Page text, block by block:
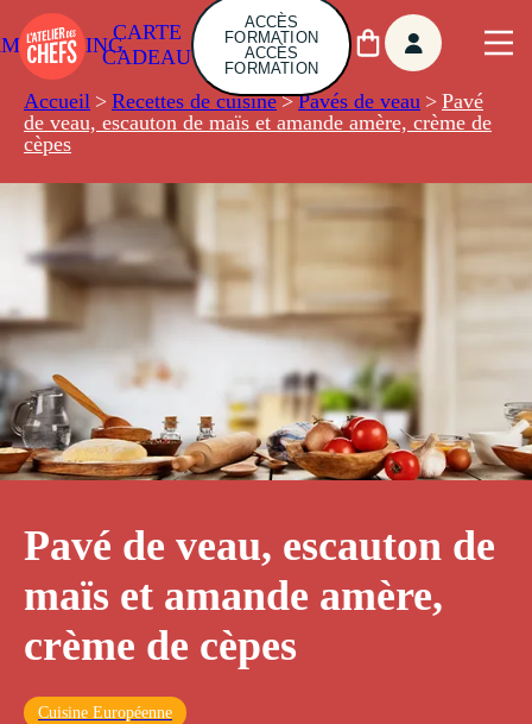
CARTE
CADEAU
ACCÈS
FORMATION
ACCÈS
FORMATION
Accueil > Recettes de cuisine > Pavés de veau > Pavé
de veau, escauton de maïs et amande amère, crème de
cèpes
Pavé de veau, escauton de
maïs et amande amère,
crème de cèpes
Cuisine Européenne